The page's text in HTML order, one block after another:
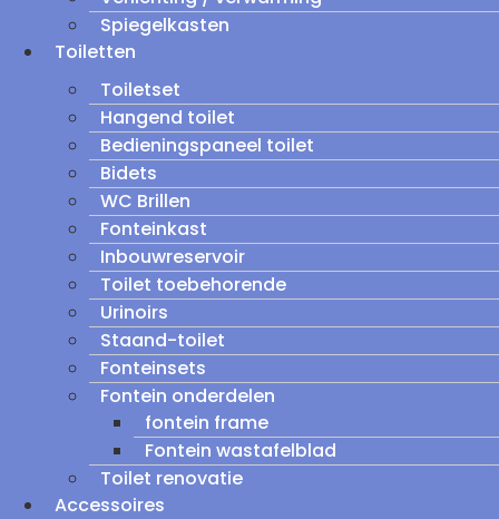
Spiegelkasten
Toiletten
Toiletset
Hangend toilet
Bedieningspaneel toilet
Bidets
WC Brillen
Fonteinkast
Inbouwreservoir
Toilet toebehorende
Urinoirs
Staand-toilet
Fonteinsets
Fontein onderdelen
fontein frame
Fontein wastafelblad
Toilet renovatie
Accessoires